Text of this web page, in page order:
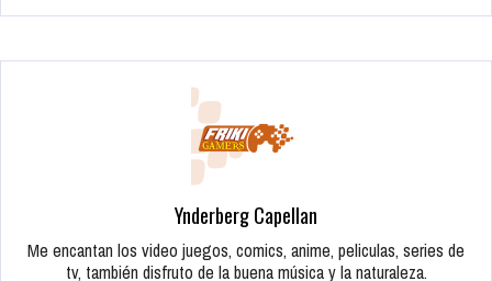
Ynderberg Capellan
Me encantan los video juegos, comics, anime, peliculas, series de
tv, también disfruto de la buena música y la naturaleza.